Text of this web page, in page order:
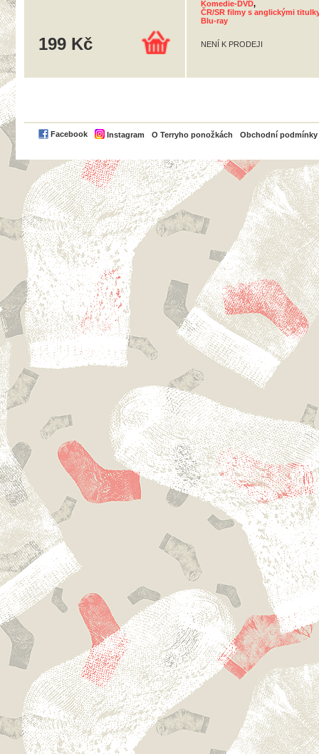
199 Kč
Komedie-DVD,
ČR/SR filmy s anglickými titulky
Blu-ray
NENÍ K PRODEJI
Facebook Instagram O Terryho ponožkách Obchodní podmínky
PayPal